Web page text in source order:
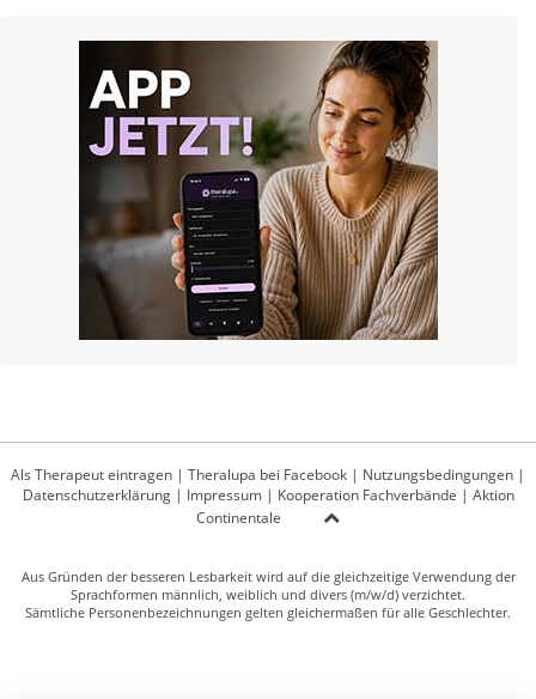
Als Therapeut eintragen | Theralupa bei Facebook | Nutzungsbedingungen |
Datenschutzerklärung| Impressum| Kooperation Fachverbände | Aktion
Continentale
Aus Gründen der besseren Lesbarkeit wird auf die gleichzeitige Verwendung der
Sprachformen männlich, weiblich und divers (m/w/d) verzichtet.
Sämtliche Personenbezeichnungen gelten gleichermaßen für alle Geschlechter.